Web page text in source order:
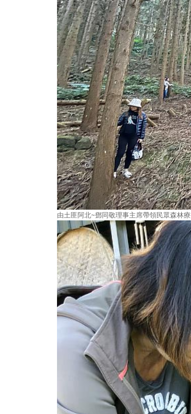
由土匪阿北~鄧同敬理事主席帶領民眾森林